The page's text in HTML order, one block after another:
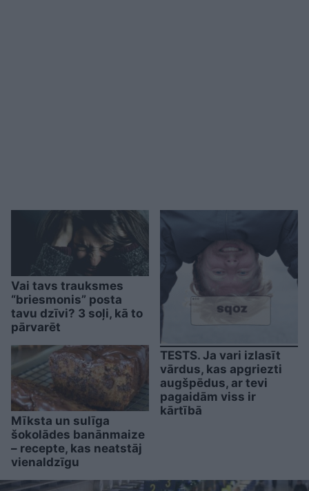
Vai tavs trauksmes
“briesmonis” posta
tavu dzīvi? 3 soļi, kā to
pārvarēt
Mīksta un sulīga
šokolādes banānmaize
– recepte, kas neatstāj
vienaldzīgu
TESTS. Ja vari izlasīt
vārdus, kas apgriezti
augšpēdus, ar tevi
pagaidām viss ir
kārtībā